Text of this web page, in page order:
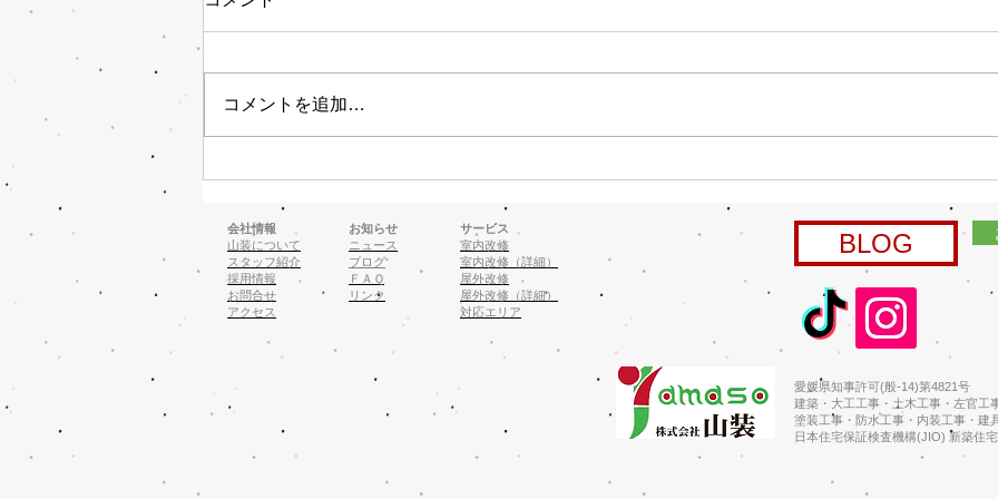
ます
をご
塗
っ
コメントを追加…
会社情報
山装について
スタッフ紹介
採用情報
お問合せ
アクセス
お知らせ
ニュース
ブログ
ＦＡＱ
リンク
サービス
室内改修
室内改修（詳細）
屋外改修
屋外改修（詳細）
対応エリア
BLOG
愛媛県知事許可(般-14)第4821号
建築・大工工事・土木工事・左官工
塗装工事・防水工事・内装工事・建
日本住宅保証検査機構(JIO) 新築住